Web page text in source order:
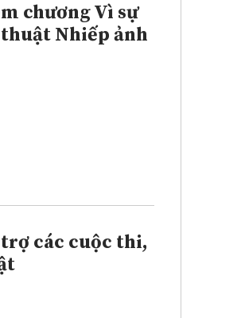
chương Vì sự
Nhiếp ảnh
trợ các cuộc thi,